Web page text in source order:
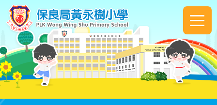
移至主內容
Main